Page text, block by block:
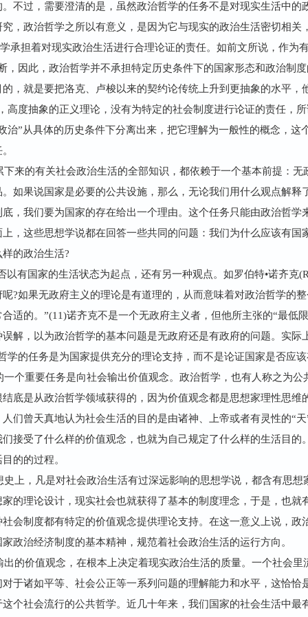
不过，需要澄清的是，虽然政治哲学的任务不是对现实生活中
，政治哲学之所以有意义，是因为它与现实的政治生活密切相关
担着对现实政治生活进行合理论证的责任。如前文所说，作为
，因此，政治哲学并不承担特定历史条件下的国家形态和政治制
，就是要把洛克、卢梭以来的契约论传统上升到更抽象的水平
高度抽象的正义理论，没有为特定的社会制度进行论证的责任，
治”从具体的历史条件下分离出来，把它理解为一般性的概念，
下来的有关社会政治生活的全部知识，都依赖于一个基本前提：
如果说国家是必要的公共设施，那么，无论我们用什么观点解
，我们要为国家的存在给出一个理由。这个任务只能由政治哲
，这些思想学说都在回答一些共同的问题：我们为什么应该有
的政治生活?
以有国家的生活状态为起点，还有另一种观点。如罗伯特•诺齐克
?如果无政府主义的理论是有道理的，从而意味着对政治哲学的
适的。”(11)诺齐克不是一个无政府主义者，但他所主张的“最
解，以为政治哲学的基本问题是无政府还是有政府的问题。实
学的任务是为国家提供充分的理论支持，而不是论证国家是否应该
一个重要任务是向社会输出价值观念。政治哲学，也有人称之为
底是从政治哲学领域获得的，因为价值观念都是思想家理性思
们曾天真地认为社会生活的目的是由诸神、上帝或者有灵性的“
接受了什么样的价值观念，也就为自己规定了什么样的生活目
的的过程。
史上，凡是对社会政治生活有过深远影响的思想学说，都含有思
的理论设计，现实社会也就获得了基本的制度理念，于是，也
会制度都有特定的价值观念提供理论支持。在这一意义上说，
政治经济制度的基本精神，规范着社会政治生活的运行方向。
出的价值观念，在根本上决定着现实政治生活的质量。一个社会
于诸如平等、社会公正等一系列问题的理解能力和水平，这恰
个社会流行的公共哲学。近几十年来，我们国家的社会生活中